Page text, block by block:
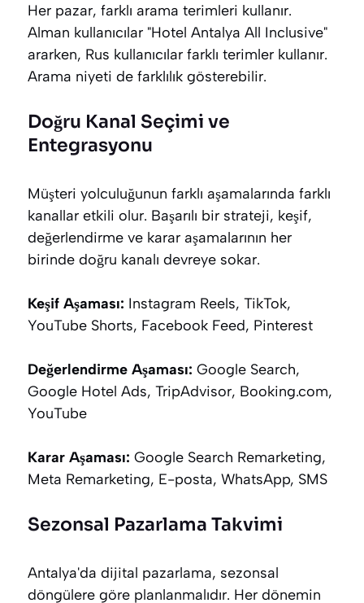
Her pazar, farklı arama terimleri kullanır.
Alman kullanıcılar "Hotel Antalya All Inclusive"
ararken, Rus kullanıcılar farklı terimler kullanır.
Arama niyeti de farklılık gösterebilir.
Doğru Kanal Seçimi ve
Entegrasyonu
Müşteri yolculuğunun farklı aşamalarında farklı
kanallar etkili olur. Başarılı bir strateji, keşif,
değerlendirme ve karar aşamalarının her
birinde doğru kanalı devreye sokar.
Keşif Aşaması: Instagram Reels, TikTok,
YouTube Shorts, Facebook Feed, Pinterest
Değerlendirme Aşaması: Google Search,
Google Hotel Ads, TripAdvisor, Booking.com,
YouTube
Karar Aşaması: Google Search Remarketing,
Meta Remarketing, E-posta, WhatsApp, SMS
Sezonsal Pazarlama Takvimi
Antalya'da dijital pazarlama, sezonsal
döngülere göre planlanmalıdır. Her dönemin